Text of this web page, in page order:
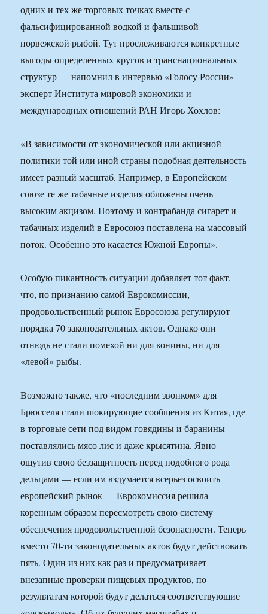
одних и тех же торговых точках вместе с
фальсифицированной водкой и фальшивой
норвежской рыбой. Тут прослеживаются конкретные
выгоды определенных кругов и транснациональных
структур — напомнил в интервью «Голосу России»
эксперт Института мировой экономики и
международных отношений РАН Игорь Хохлов:
«В зависимости от экономической или акцизной
политики той или иной страны подобная деятельность
имеет разный масштаб. Например, в Европейском
союзе те же табачные изделия обложены очень
высоким акцизом. Поэтому и контрабанда сигарет и
табачных изделий в Евросоюз поставлена на массовый
поток. Особенно это касается Южной Европы».
Особую пикантность ситуации добавляет тот факт,
что, по признанию самой Еврокомиссии,
продовольственный рынок Евросоюза регулируют
порядка 70 законодательных актов. Однако они
отнюдь не стали помехой ни для конины, ни для
«левой» рыбы.
Возможно также, что «последним звонком» для
Брюсселя стали шокирующие сообщения из Китая, где
в торговые сети под видом говядины и баранины
поставлялись мясо лис и даже крысятина. Явно
ощутив свою беззащитность перед подобного рода
дельцами — если им вздумается всерьез освоить
европейский рынок — Еврокомиссия решила
коренным образом пересмотреть свою систему
обеспечения продовольственной безопасности. Теперь
вместо 70-ти законодательных актов будут действовать
пять. Один из них как раз и предусматривает
внезапные проверки пищевых продуктов, по
результатам которой будут делаться соответствующие